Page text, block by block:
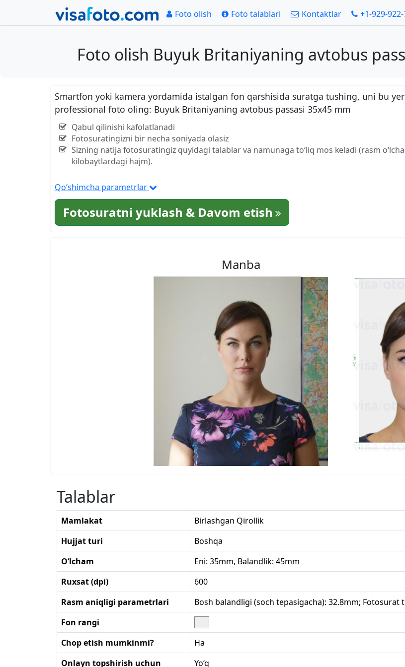
Foto olish Foto talablari Kontaktlar +1-929-
Foto olish Buyuk Britaniyaning avtobus
Smartfon yoki kamera yordamida istalgan fon qarshisida suratga tushing, uni bu
professional foto oling: Buyuk Britaniyaning avtobus passasi 35x45 mm
Qabul qilinishi kafolatlanadi
Fotosuratingizni bir necha soniyada olasiz
Sizning natija fotosuratingiz quyidagi talablar va namunaga to‘liq mos keladi (rasm
kilobaytlardagi hajm).
Qo‘shimcha parametrlar
Fotosuratni yuklash & Davom etish
Manba
Talablar
Mamlakat
Birlashgan Qirollik
Hujjat turi
Boshqa
O‘lcham
Eni: 35mm, Balandlik: 45mm
Ruxsat (dpi)
600
Rasm aniqligi parametrlari
Bosh balandligi (soch tepasigacha): 32.8mm;
Fon rangi
Chop etish mumkinmi?
Ha
Onlayn topshirish uchun
Yo‘q